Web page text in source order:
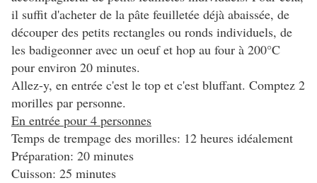
il suffit d'acheter de la pâte feuilletée déjà abaissée, de
découper des petits rectangles ou ronds individuels, de
les badigeonner avec un oeuf et hop au four à 200°C
pour environ 20 minutes.
Allez-y, en entrée c'est le top et c'est bluffant. Comptez 2
morilles par personne.
En entrée pour 4 personnes
Temps de trempage des morilles: 12 heures idéalement
Préparation: 20 minutes
Cuisson: 25 minutes